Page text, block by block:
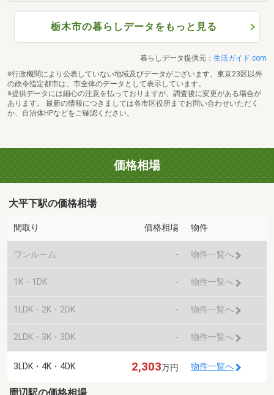
栃木市の暮らしデータをもっと見る
暮らしデータ提供元： 生活ガイド.com
※行政機関により公表していない地域及びデータがございます。東京23区以外
の政令指定都市は、市全体のデータとして表示しています。
※提供データには細心の注意を払っておりますが、調査後に変更がある場合が
あります。 最新の情報につきましては各市区役所までお問い合わせいただく
か、自治体HPなどをご確認ください。
価格相場
大平下駅の価格相場
間取り 価格相場 物件
ワンルーム - 物件一覧へ
1K・1DK - 物件一覧へ
1LDK・2K・2DK - 物件一覧へ
2LDK・3K・3DK - 物件一覧へ
3LDK・4K・4DK 2,303万円 物件一覧へ